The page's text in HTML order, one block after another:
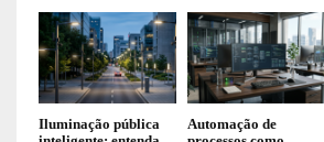
Iluminação pública
Automação de